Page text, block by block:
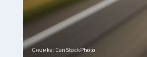
Снимка: CanStockPhoto